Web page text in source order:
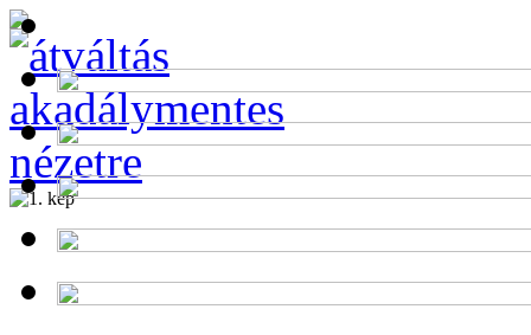
Program